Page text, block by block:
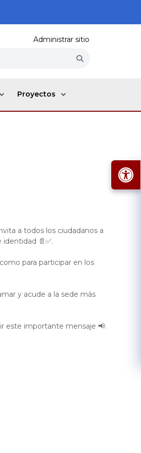
Administrar sitio
Proyectos
a todos los ciudadanos a
📄✅.
para participar en los
y acude a la sede más
este importante mensaje 📢.